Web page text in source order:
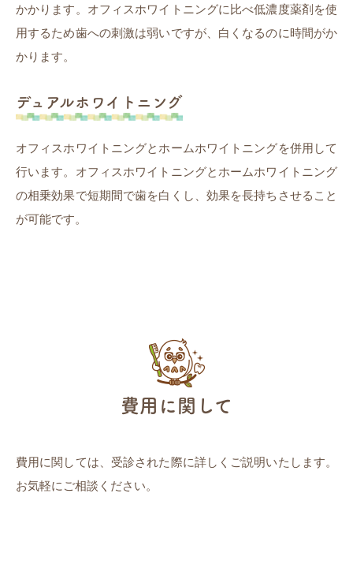
かかります。オフィスホワイトニングに比べ低濃度薬剤を使
用するため歯への刺激は弱いですが、白くなるのに時間がか
かります。
デュアルホワイトニング
オフィスホワイトニングとホームホワイトニングを併用して
行います。オフィスホワイトニングとホームホワイトニング
の相乗効果で短期間で歯を白くし、効果を長持ちさせること
が可能です。
費用に関して
費用に関しては、受診された際に詳しくご説明いたします。
お気軽にご相談ください。